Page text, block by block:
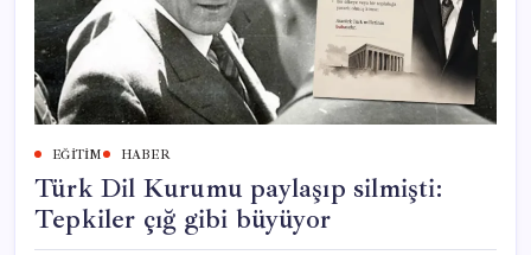
EĞITIM HABER
Türk Dil Kurumu paylaşıp silmişti:
Tepkiler çığ gibi büyüyor